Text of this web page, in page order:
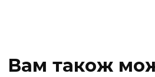
Вам також